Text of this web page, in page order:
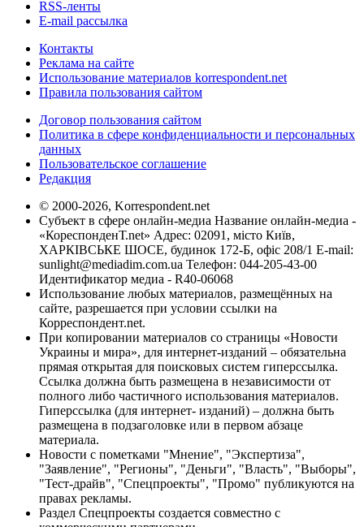
RSS-ленты
E-mail рассылка
Контакты
Реклама на сайте
Использование материалов korrespondent.net
Правила пользования сайтом
Договор пользования сайтом
Политика в сфере конфиденциальности и персональных
данных
Пользовательское соглашение
Редакция
© 2000-2026, Korrespondent.net
Субъект в сфере онлайн-медиа Название онлайн-медиа -
«КореспонденТ.net» Адрес: 02091, місто Київ,
ХАРКІВСЬКЕ ШОСЕ, будинок 172-Б, офіс 208/1 E-mail:
sunlight@mediadim.com.ua Телефон: 044-205-43-00
Идентификатор медиа - R40-06068
Использование любых материалов, размещённых на
сайте, разрешается при условии ссылки на
Корреспондент.net.
При копировании материалов со страницы «Новости
Украины и мира», для интернет-изданий – обязательна
прямая открытая для поисковых систем гиперссылка.
Ссылка должна быть размещена в независимости от
полного либо частичного использования материалов.
Гиперссылка (для интернет- изданий) – должна быть
размещена в подзаголовке или в первом абзаце
материала.
Новости с пометками "Мнение", "Экспертиза",
"Заявление", "Регионы", "Деньги", "Власть", "Выборы",
"Тест-драйв", "Спецпроекты", "Промо" публикуются на
правах рекламы.
Раздел Спецпроекты создается совместно с